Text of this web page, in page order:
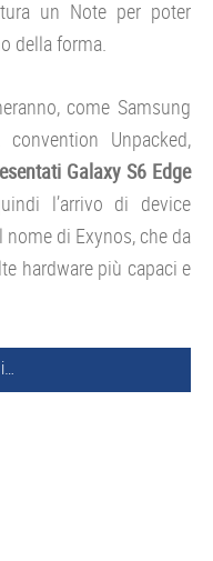
un Note per poter
della forma.
come Samsung
Unpacked,
Galaxy S6 Edge
l’arrivo di device
di Exynos, che da
hardware più capaci e